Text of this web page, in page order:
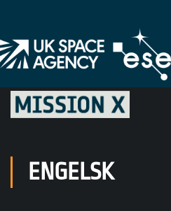
ENGELSK